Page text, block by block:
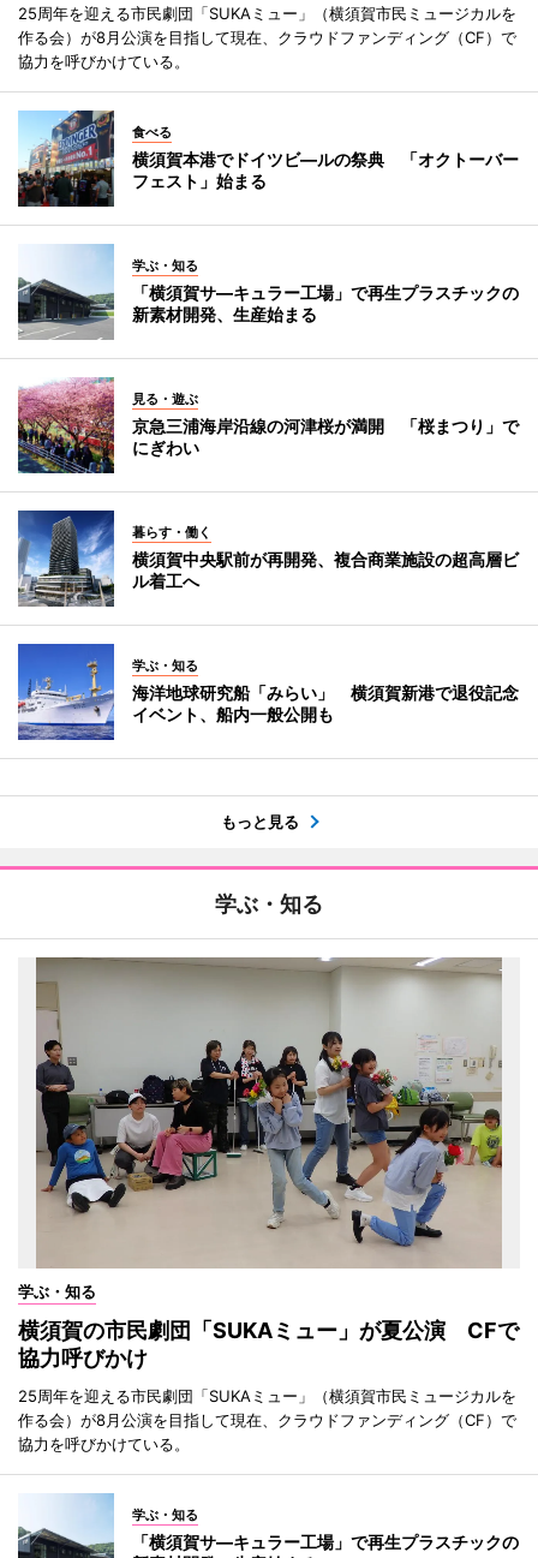
25周年を迎える市民劇団「SUKAミュー」（横須賀市民ミュージカルを
作る会）が8月公演を目指して現在、クラウドファンディング（CF）で
協力を呼びかけている。
食べる
横須賀本港でドイツビ―ルの祭典 「オクトーバー
フェスト」始まる
学ぶ・知る
「横須賀サ―キュラー工場」で再生プラスチックの
新素材開発、生産始まる
見る・遊ぶ
京急三浦海岸沿線の河津桜が満開 「桜まつり」で
にぎわい
暮らす・働く
横須賀中央駅前が再開発、複合商業施設の超高層ビ
ル着工へ
学ぶ・知る
海洋地球研究船「みらい」 横須賀新港で退役記念
イベント、船内一般公開も
もっと見る
学ぶ・知る
学ぶ・知る
横須賀の市民劇団「SUKAミュー」が夏公演 CFで
協力呼びかけ
25周年を迎える市民劇団「SUKAミュー」（横須賀市民ミュージカルを
作る会）が8月公演を目指して現在、クラウドファンディング（CF）で
協力を呼びかけている。
学ぶ・知る
「横須賀サ―キュラー工場」で再生プラスチックの